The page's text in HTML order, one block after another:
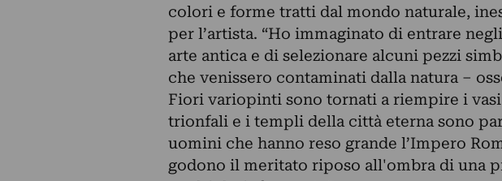
colori e forme tratti dal mondo naturale,
per l’artista. “Ho immaginato di entrare
arte antica e di selezionare alcuni pezzi
che venissero contaminati dalla natura –
Fiori variopinti sono tornati a riempire i
trionfali e i templi della città eterna sono
uomini che hanno reso grande l’Impero
godono il meritato riposo all'ombra di una